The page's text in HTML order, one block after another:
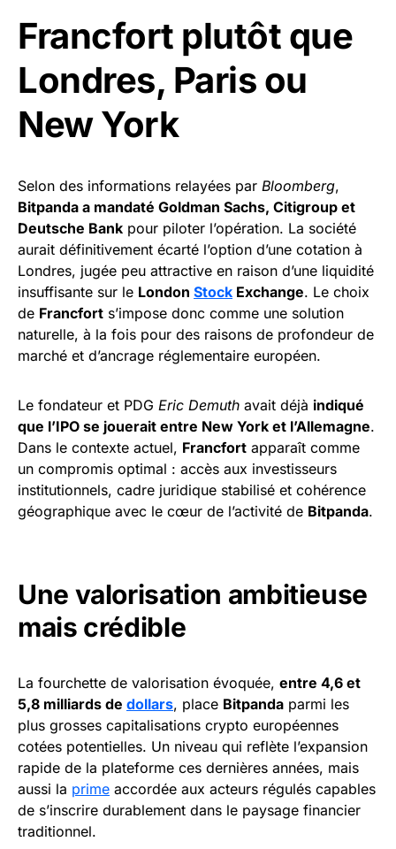
Francfort plutôt que
Londres, Paris ou
New York
Selon des informations relayées par Bloomberg,
Bitpanda a mandaté Goldman Sachs, Citigroup et
Deutsche Bank pour piloter l’opération. La société
aurait définitivement écarté l’option d’une cotation à
Londres, jugée peu attractive en raison d’une liquidité
insuffisante sur le London Stock Exchange. Le choix
de Francfort s’impose donc comme une solution
naturelle, à la fois pour des raisons de profondeur de
marché et d’ancrage réglementaire européen.
Le fondateur et PDG Eric Demuth avait déjà indiqué
que l’IPO se jouerait entre New York et l’Allemagne.
Dans le contexte actuel, Francfort apparaît comme
un compromis optimal : accès aux investisseurs
institutionnels, cadre juridique stabilisé et cohérence
géographique avec le cœur de l’activité de Bitpanda.
Une valorisation ambitieuse
mais crédible
La fourchette de valorisation évoquée, entre 4,6 et
5,8 milliards de dollars, place Bitpanda parmi les
plus grosses capitalisations crypto européennes
cotées potentielles. Un niveau qui reflète l’expansion
rapide de la plateforme ces dernières années, mais
aussi la prime accordée aux acteurs régulés capables
de s’inscrire durablement dans le paysage financier
traditionnel.